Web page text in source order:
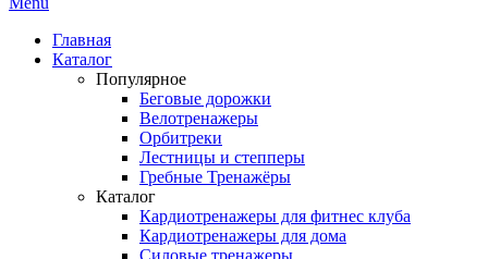
Главная
Каталог
Популярное
Беговые дорожки
Велотренажеры
Орбитреки
Лестницы и степперы
Гребные Тренажёры
Каталог
Кардиотренажеры для фитнес клуба
Кардиотренажеры для дома
Силовые тренажеры